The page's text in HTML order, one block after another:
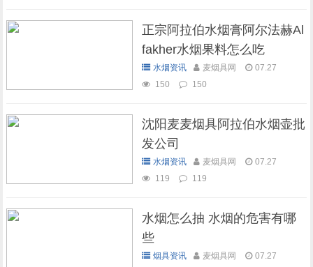
正宗阿拉伯水烟膏阿尔法赫Al
fakher水烟果料怎么吃
水烟资讯 麦烟具网
07.27
150
150
沈阳麦麦烟具阿拉伯水烟壶批
发公司
水烟资讯 麦烟具网
07.27
119
119
水烟怎么抽 水烟的危害有哪
些
烟具资讯 麦烟具网
07.27